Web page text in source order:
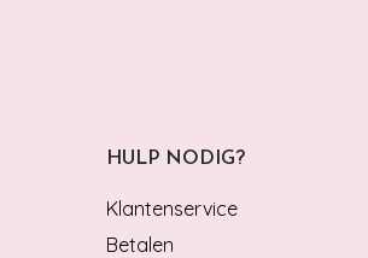
HULP NODIG?
Klantenservice
Betalen